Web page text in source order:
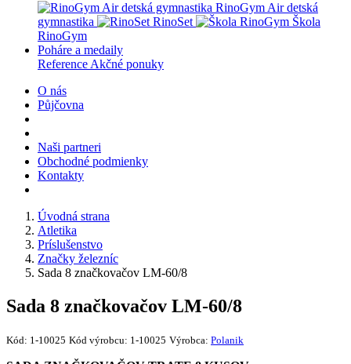
RinoGym Air detská
gymnastika
RinoSet
Škola
RinoGym
Poháre a medaily
Reference Akčné ponuky
O nás
Půjčovna
Naši partneri
Obchodné podmienky
Kontakty
Úvodná strana
Atletika
Príslušenstvo
Značky železníc
Sada 8 značkovačov LM-60/8
Sada 8 značkovačov LM-60/8
Kód: 1-10025 Kód výrobcu: 1-10025 Výrobca: Polanik